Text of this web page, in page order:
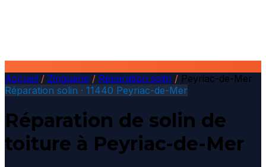
Accueil / Zinguerie / Réparation solin / Peyriac-de-Mer
Réparation solin · 11440 Peyriac-de-Mer
Réparation de solin de
toiture à Peyriac-de-Mer